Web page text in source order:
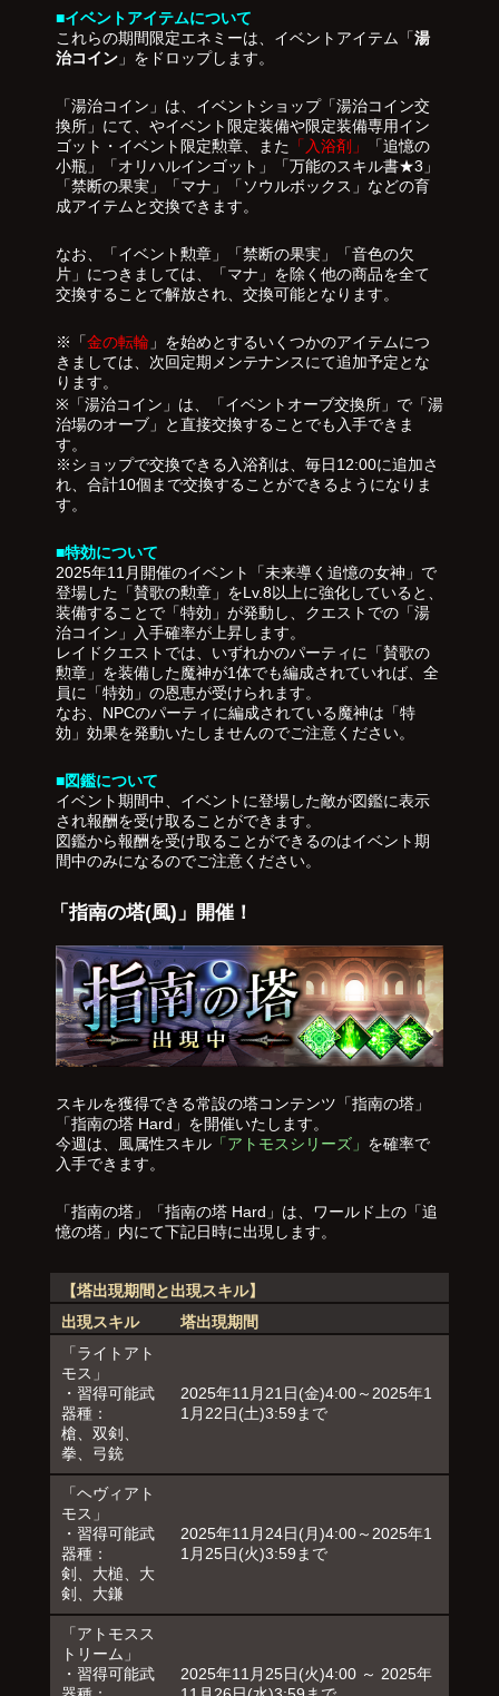
■イベントアイテムについて
これらの期間限定エネミーは、イベントアイテム「湯
治コイン」をドロップします。
「湯治コイン」は、イベントショップ「湯治コイン交
換所」にて、やイベント限定装備や限定装備専用イン
ゴット・イベント限定勲章、また 「入浴剤」
「追憶の
小瓶」「オリハルインゴット」「万能のスキル書★3」
「禁断の果実」「マナ」「ソウルボックス」などの育
成アイテムと交換できます。
なお、「イベント勲章」「禁断の果実」「音色の欠
片」につきましては、「マナ」を除く他の商品を全て
交換することで解放され、交換可能となります。
※「金の転輪 」を始めとするいくつかのアイテムにつ
きましては、次回定期メンテナンスにて追加予定とな
ります。
※「湯治コイン」は、「イベントオーブ交換所」で「湯
治場のオーブ」と直接交換することでも入手できま
す。
※ショップで交換できる入浴剤は、毎日12:00に追加さ
れ、合計10個まで交換することができるようになりま
す。
■特効について
2025年11月開催のイベント「未来導く追憶の女神」で
登場した「賛歌の勲章」をLv.8以上に強化していると、
装備することで「特効」が発動し、クエストでの「湯
治コイン」入手確率が上昇します。
レイドクエストでは、いずれかのパーティに「賛歌の
勲章」を装備した魔神が1体でも編成されていれば、全
員に「特効」の恩恵が受けられます。
なお、NPCのパーティに編成されている魔神は「特
効」効果を発動いたしませんのでご注意ください。
■図鑑について
イベント期間中、イベントに登場した敵が図鑑に表示
され報酬を受け取ることができます。
図鑑から報酬を受け取ることができるのはイベント期
間中のみになるのでご注意ください。
「指南の塔(風)」開催！
スキルを獲得できる常設の塔コンテンツ「指南の塔」
「指南の塔 Hard」を開催いたします。
今週は、風属性スキル「アトモスシリーズ」 を確率で
入手できます。
「指南の塔」「指南の塔 Hard」は、ワールド上の「追
憶の塔」内にて下記日時に出現します。
【塔出現期間と出現スキル】
出現スキル
塔出現期間
「ライトアト
モス」
・習得可能武
器種：
槍、双剣、
拳、弓銃
2025年11月21日(金)4:00～2025年1
1月22日(土)3:59まで
「ヘヴィアト
モス」
・習得可能武
器種：
剣、大槌、大
剣、大鎌
2025年11月24日(月)4:00～2025年1
1月25日(火)3:59まで
「アトモスス
トリーム」
・習得可能武
2025年11月25日(火)4:00 ～ 2025年